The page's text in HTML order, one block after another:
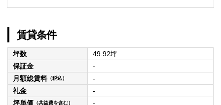
賃貸条件
坪数
49.92坪
保証金
-
月額総賃料（税込）
-
礼金
-
坪単価 （共益費を含む）
-